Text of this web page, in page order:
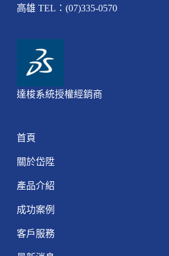
高雄 TEL：(07)335-0570
達梭系統授權經銷商
首頁
關於岱陞
產品介紹
成功案例
客戶服務